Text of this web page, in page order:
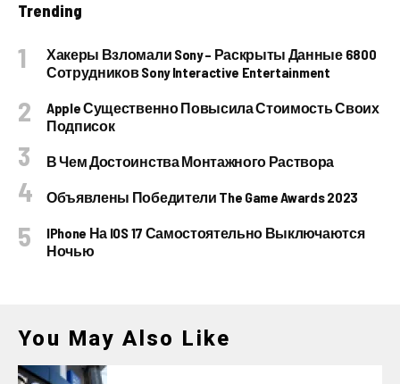
Trending
Хакеры Взломали Sony – Раскрыты Данные 6800
Сотрудников Sony Interactive Entertainment
Apple Существенно Повысила Стоимость Своих
Подписок
В Чем Достоинства Монтажного Раствора
Объявлены Победители The Game Awards 2023
IPhone На IOS 17 Самостоятельно Выключаются
Ночью
You May Also Like